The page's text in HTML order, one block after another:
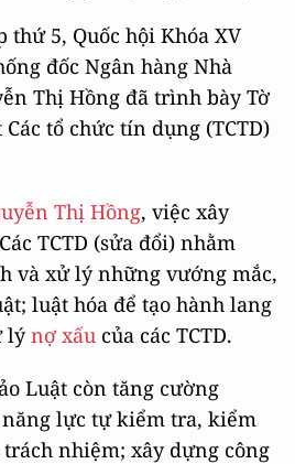
thứ 5, Quốc hội Khóa XV
đốc Ngân hàng Nhà
Thị Hồng đã trình bày Tờ
tổ chức tín dụng (TCTD)
Thị Hồng, việc xây
TCTD (sửa đổi) nhằm
và xử lý những vướng mắc,
luật hóa để tạo hành lang
lýnợ xấu của các TCTD.
Luật còn tăng cường
lực tự kiểm tra, kiểm
nhiệm; xây dựng công